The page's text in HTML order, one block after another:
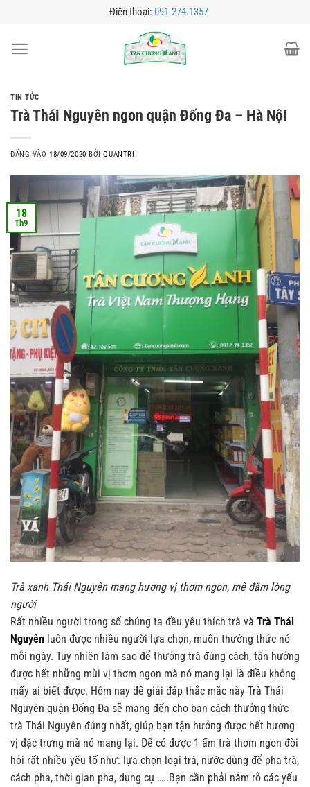
nội
Điện thoại: 091.274.1357
TIN TỨC
Trà Thái Nguyên ngon quận Đống Đa – Hà Nội
ĐĂNG VÀO18/09/2020 BỞIQUANTRI
18
Th9
Trà xanh Thái Nguyên mang hương vị thơm ngon, mê đắm lòng
người
Rất nhiều người trong số chúng ta đều yêu thích trà và Trà Thái
Nguyên luôn được nhiều người lựa chọn, muốn thưởng thức nó
mỗi ngày. Tuy nhiên làm sao để thưởng trà đúng cách, tận hưởng
được hết những mùi vị thơm ngon mà nó mang lại là điều không
mấy ai biết được. Hôm nay để giải đáp thắc mắc này Trà Thái
Nguyên quận Đống Đa sẽ mang đến cho bạn cách thưởng thức
trà Thái Nguyên đúng nhất, giúp bạn tận hưởng được hết hương
vị đặc trưng mà nó mang lại. Để có được 1 ấm trà thơm ngon đòi
hỏi rất nhiều yếu tố như: lựa chọn loại trà, nước dùng để pha trà,
cách pha, thời gian pha, dụng cụ …..Bạn cần phải nắm rõ các yếu